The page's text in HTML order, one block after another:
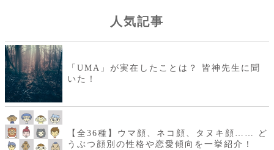
人気記事
「UMA」が実在したことは？ 皆神先生に聞
いた！
【全36種】ウマ顔、ネコ顔、タヌキ顔…… ど
うぶつ顔別の性格や恋愛傾向を一挙紹介！